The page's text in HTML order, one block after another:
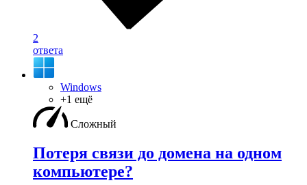
2
ответа
Windows
+1 ещё
Сложный
Потеря связи до домена на одном
компьютере?